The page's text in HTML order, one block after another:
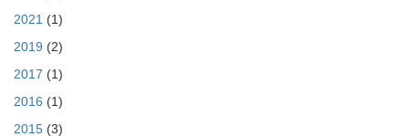
2021 (1)
2019 (2)
2017 (1)
2016 (1)
2015 (3)